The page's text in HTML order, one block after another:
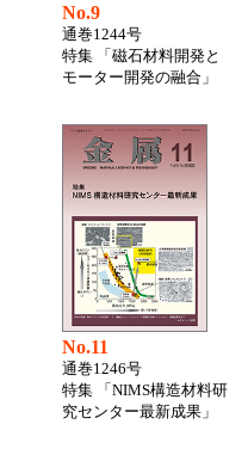
No.9
通巻1244号
特集 「磁石材料開発と
モーター開発の融合」
No.11
通巻1246号
特集 「NIMS構造材料研
究センター最新成果」